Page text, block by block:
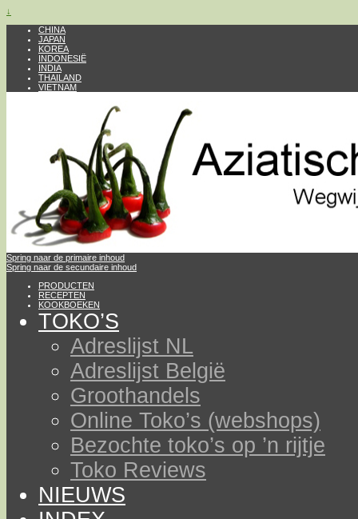
↓
CHINA
JAPAN
KOREA
INDONESIË
INDIA
THAILAND
VIETNAM
Spring naar de primaire inhoud
Spring naar de secundaire inhoud
PRODUCTEN
RECEPTEN
KOOKBOEKEN
TOKO’S
Adreslijst NL
Adreslijst België
Groothandels
Online Toko’s (webshops)
Bezochte toko’s op ’n rijtje
Toko Reviews
NIEUWS